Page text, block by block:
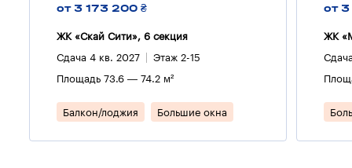
от 3 173 200 ₴
ЖК «Скай Сити», 6 секция
Сдача 4 кв. 2027 Этаж 2-15
Площадь 73.6 — 74.2 м²
Балкон/лоджия Большие окна
от
ЖК